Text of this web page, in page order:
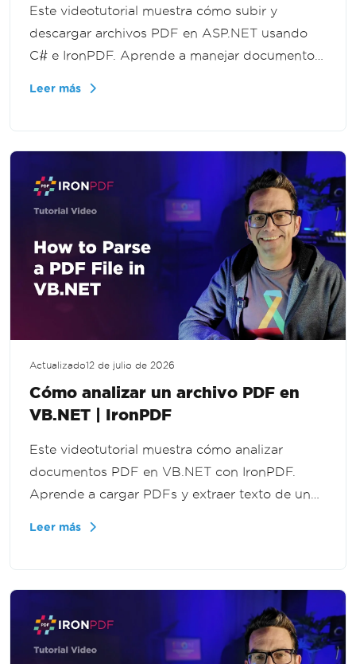
Este videotutorial muestra cómo subir y
descargar archivos PDF en ASP.NET usando
C# e IronPDF. Aprende a manejar documentos
Leer más
Actualizado12 de julio de 2026
Cómo analizar un archivo PDF en
VB.NET | IronPDF
Este videotutorial muestra cómo analizar
documentos PDF en VB.NET con IronPDF.
Aprende a cargar PDFs y extraer texto de un
Leer más